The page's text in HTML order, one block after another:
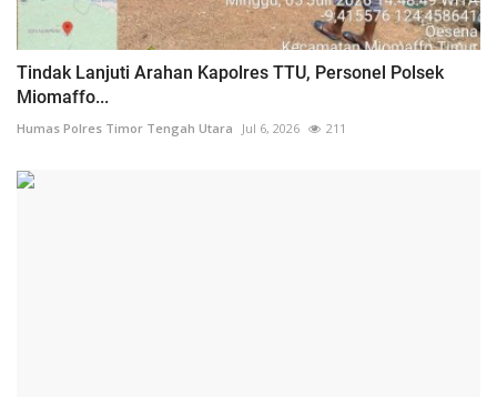
Tindak Lanjuti Arahan Kapolres TTU, Personel Polsek
Miomaffo...
Humas Polres Timor Tengah Utara Jul 6, 2026 211